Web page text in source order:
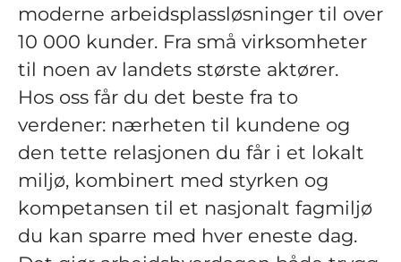
moderne arbeidsplassløsninger til over
10 000 kunder. Fra små virksomheter
til noen av landets største aktører.
Hos oss får du det beste fra to
verdener: nærheten til kundene og
den tette relasjonen du får i et lokalt
miljø, kombinert med styrken og
kompetansen til et nasjonalt fagmiljø
du kan sparre med hver eneste dag.